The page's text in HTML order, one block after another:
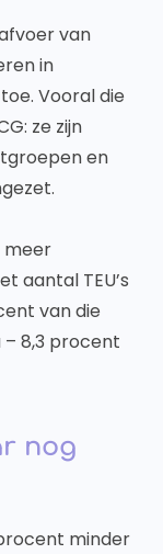
van
in
Vooral die
ze zijn
en
meer
aantal TEU’s
van die
8,3 procent
nog
minder